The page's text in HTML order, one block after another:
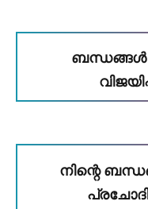
ബന്ധങ്ങൾ
നിന്റെ